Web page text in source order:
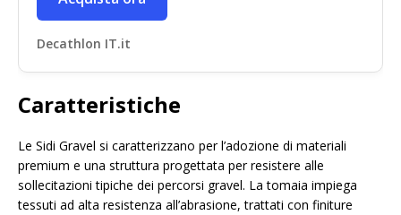
Decathlon IT.it
Caratteristiche
Le Sidi Gravel si caratterizzano per l’adozione di materiali
premium e una struttura progettata per resistere alle
sollecitazioni tipiche dei percorsi gravel. La tomaia impiega
tessuti ad alta resistenza all’abrasione, trattati con finiture